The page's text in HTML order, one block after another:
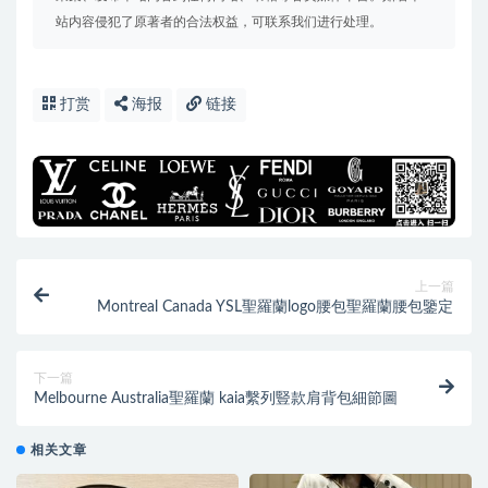
站内容侵犯了原著者的合法权益，可联系我们进行处理。
打赏 海报 链接
上一篇
Montreal Canada YSL聖羅蘭logo腰包聖羅蘭腰包鑒定
下一篇
Melbourne Australia聖羅蘭 kaia繫列豎款肩背包細節圖
相关文章